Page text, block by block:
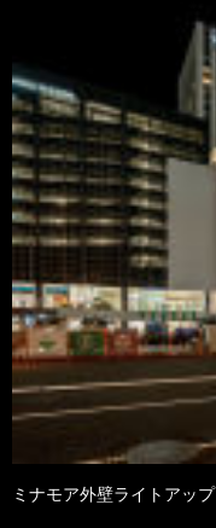
ミナモア外壁ライトアップ